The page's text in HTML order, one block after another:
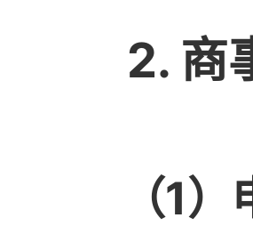
2. 商
（1